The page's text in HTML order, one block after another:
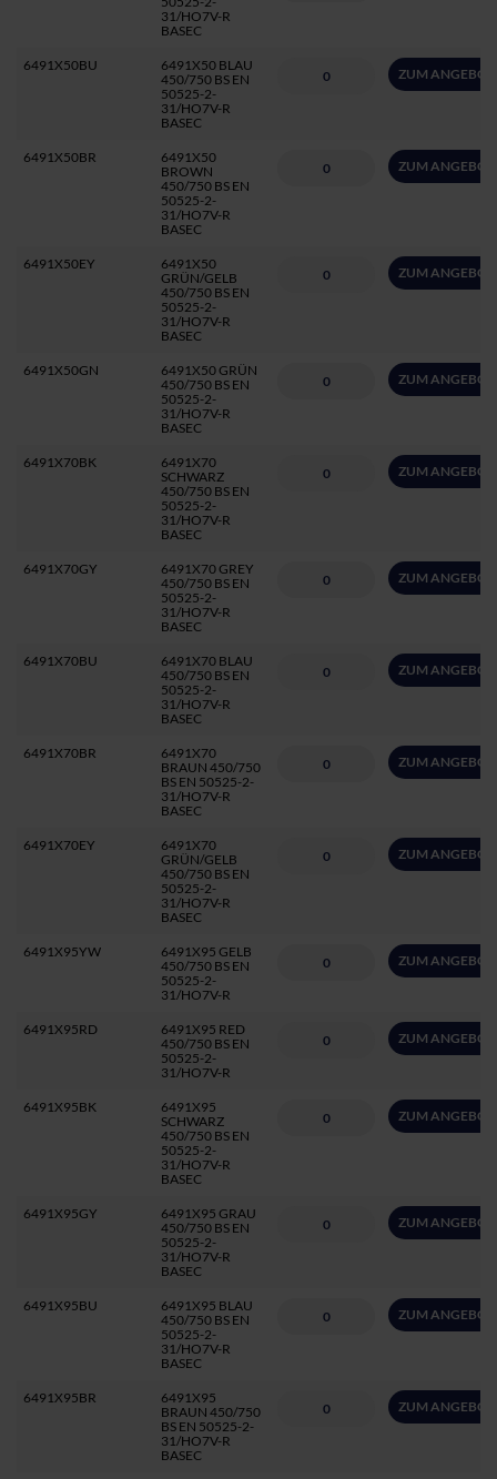
31/HO7V-R
BASEC
6491X50BU
6491X50 BLAU
450/750 BS EN
50525-2-
31/HO7V-R
BASEC
ZUM
6491X50BR
6491X50
BROWN
450/750 BS EN
50525-2-
31/HO7V-R
BASEC
ZUM
6491X50EY
6491X50
GRÜN/GELB
450/750 BS EN
50525-2-
31/HO7V-R
BASEC
ZUM
6491X50GN
6491X50 GRÜN
450/750 BS EN
50525-2-
31/HO7V-R
BASEC
ZUM
6491X70BK
6491X70
SCHWARZ
450/750 BS EN
50525-2-
31/HO7V-R
BASEC
ZUM
6491X70GY
6491X70 GREY
450/750 BS EN
50525-2-
31/HO7V-R
BASEC
ZUM
6491X70BU
6491X70 BLAU
450/750 BS EN
50525-2-
31/HO7V-R
BASEC
ZUM
6491X70BR
6491X70
BRAUN 450/750
BS EN 50525-2-
31/HO7V-R
BASEC
ZUM
6491X70EY
6491X70
GRÜN/GELB
450/750 BS EN
50525-2-
31/HO7V-R
BASEC
ZUM
6491X95YW
6491X95 GELB
450/750 BS EN
50525-2-
31/HO7V-R
ZUM
6491X95RD
6491X95 RED
450/750 BS EN
50525-2-
31/HO7V-R
ZUM
6491X95BK
6491X95
SCHWARZ
450/750 BS EN
50525-2-
31/HO7V-R
BASEC
ZUM
6491X95GY
6491X95 GRAU
450/750 BS EN
50525-2-
31/HO7V-R
BASEC
ZUM
6491X95BU
6491X95 BLAU
450/750 BS EN
50525-2-
31/HO7V-R
BASEC
ZUM
6491X95BR
6491X95
BRAUN 450/750
BS EN 50525-2-
31/HO7V-R
BASEC
ZUM